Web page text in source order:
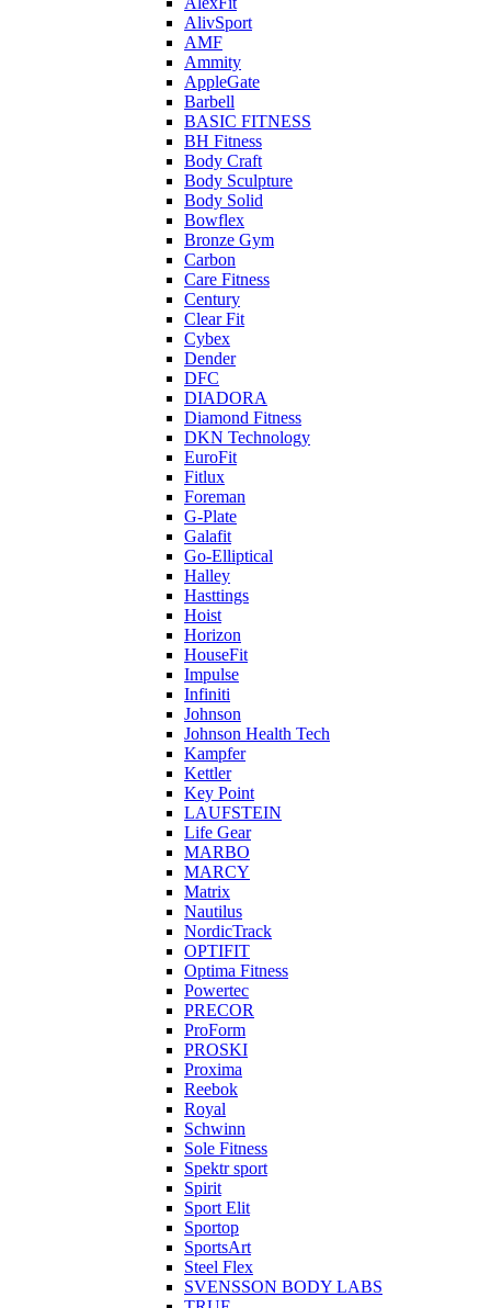
AlivSport
AMF
Ammity
AppleGate
Barbell
BASIC FITNESS
BH Fitness
Body Craft
Body Sculpture
Body Solid
Bowflex
Bronze Gym
Carbon
Care Fitness
Century
Clear Fit
Cybex
Dender
DFC
DIADORA
Diamond Fitness
DKN Technology
EuroFit
Fitlux
Foreman
G-Plate
Galafit
Go-Elliptical
Halley
Hasttings
Hoist
Horizon
HouseFit
Impulse
Infiniti
Johnson
Johnson Health Tech
Kampfer
Kettler
Key Point
LAUFSTEIN
Life Gear
MARBO
MARCY
Matrix
Nautilus
NordicTrack
OPTIFIT
Optima Fitness
Powertec
PRECOR
ProForm
PROSKI
Proxima
Reebok
Royal
Schwinn
Sole Fitness
Spektr sport
Spirit
Sport Elit
Sportop
SportsArt
Steel Flex
SVENSSON BODY LABS